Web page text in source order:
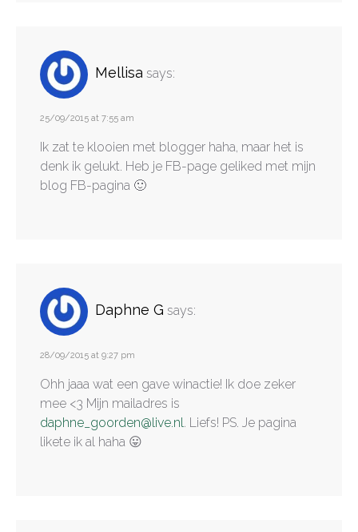
Mellisa says:
25/09/2015 at 7:55 am
Ik zat te klooien met blogger haha, maar het is
denk ik gelukt. Heb je FB-page geliked met mijn
blog FB-pagina 🙂
Daphne G says:
28/09/2015 at 9:27 pm
Ohh jaaa wat een gave winactie! Ik doe zeker
mee <3 Mijn mailadres is
daphne_goorden@live.nl. Liefs! PS. Je pagina
likete ik al haha 😛